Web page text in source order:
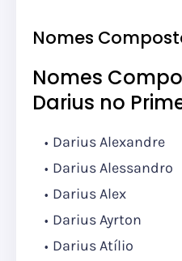
Nomes
Nomes
Darius no
Darius Alexandre
Darius Alessandro
Darius Alex
Darius Ayrton
Darius Atílio